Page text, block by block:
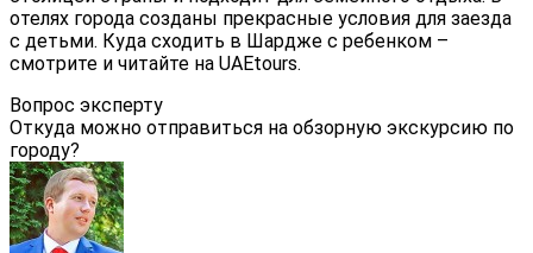
отелях города созданы прекрасные условия для заезда
с детьми. Куда сходить в Шардже с ребенком –
смотрите и читайте на UAEtours.
Вопрос эксперту
Откуда можно отправиться на обзорную экскурсию по
городу?